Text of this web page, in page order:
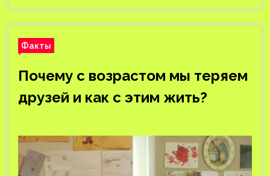
Факты
Почему с возрастом мы теряем
друзей и как с этим жить?